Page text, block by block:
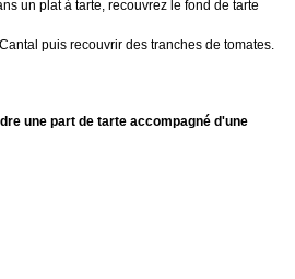
un plat à tarte, recouvrez le fond de tarte
puis recouvrir des tranches de tomates.
une part de tarte accompagné d'une